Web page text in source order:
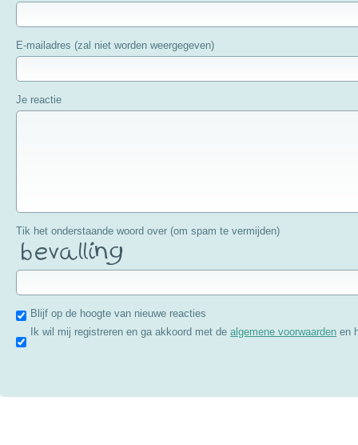
E-mailadres (zal niet worden weergegeven)
Je reactie
Tik het onderstaande woord over (om spam te vermijden)
Blijf op de hoogte van nieuwe reacties
Ik wil mij registreren en ga akkoord met dealgemene voorwaarden en